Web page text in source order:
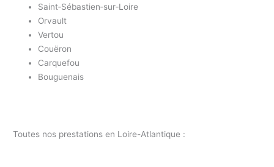
Saint‑Sébastien‑sur‑Loire
Orvault
Vertou
Couëron
Carquefou
Bouguenais
Toutes nos prestations en Loire-Atlantique :